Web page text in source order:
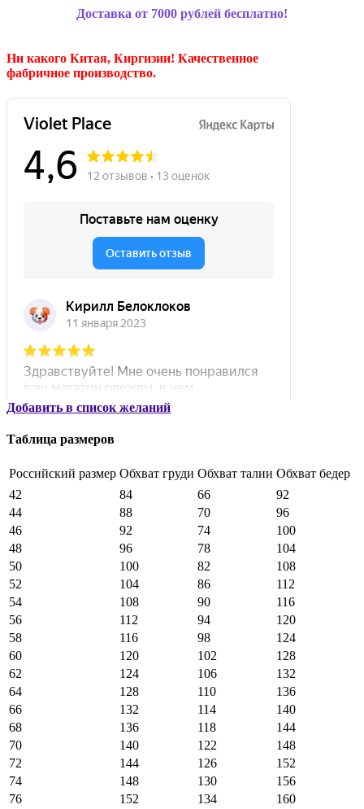
Доставка от 7000 рублей бесплатно!
Ни какого Китая, Киргизии! Качественное
фабричное производство.
Добавить в список желаний
Таблица размеров
Российский размер Обхват груди Обхват талии Обхват бедер
42
84 66
92
44
88 70
96
46
92 74
100
48
96 78
104
50
100 82
108
52
104 86
112
54
108 90
116
56
112 94
120
58
116 98
124
60
120 102
128
62
124 106
132
64
128 110
136
66
132 114
140
68
136 118
144
70
140 122
148
72
144 126
152
74
148 130
156
76
152 134
160